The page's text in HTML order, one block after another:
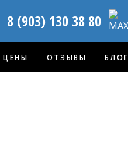
8 (903) 130 38 80
ЦЕНЫ ОТЗЫВЫ БЛОГ